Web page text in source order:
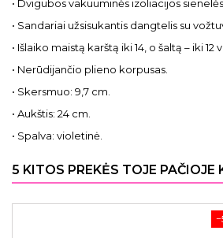
• Dvigubos vakuuminės izoliacijos sienelės.
• Sandariai užsisukantis dangtelis su
• Išlaiko maistą karštą iki 14, o šaltą – iki 12
• Nerūdijančio plieno korpusas.
• Skersmuo: 9,7 cm.
• Aukštis: 24 cm.
• Spalva: violetinė.
5 KITOS PREKĖS TOJE PAČIOJE